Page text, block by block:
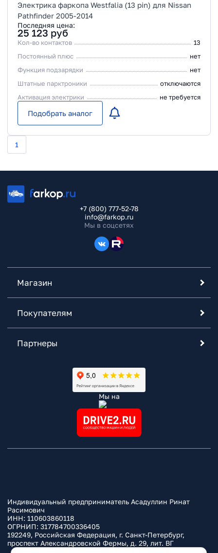
Электрика фаркопа Westfalia (13 pin) для Nissan
Pathfinder 2005-2014
Последняя цена:
25 123 руб
Кол-во контактов
13
Постоянный плюс
нет
Функция подзарядки
нет
Штатные парктроники
отключаются
Активация электрики
не требуется
Подобрать аналог
1
+7 (800) 777-52-78
info@farkop.ru
Мы в соцсетях
Магазин
Покупателям
Партнеры
Мы на
Индивидуальный предприниматель Асадуллин Ринат
Расимович
ИНН: 110603860118
ОГРНИП: 317784700336405
192249, Российская Федерация, г. Санкт-Петербург,
проспект Александровской Фермы, д. 29, лит. ВГ